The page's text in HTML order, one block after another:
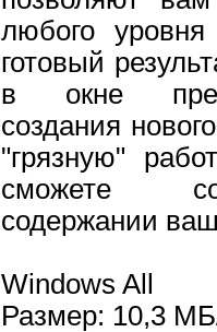
любого
готовый
в окне
создания
"грязную"
сможете
содержании
Windows All
Размер: 10,3